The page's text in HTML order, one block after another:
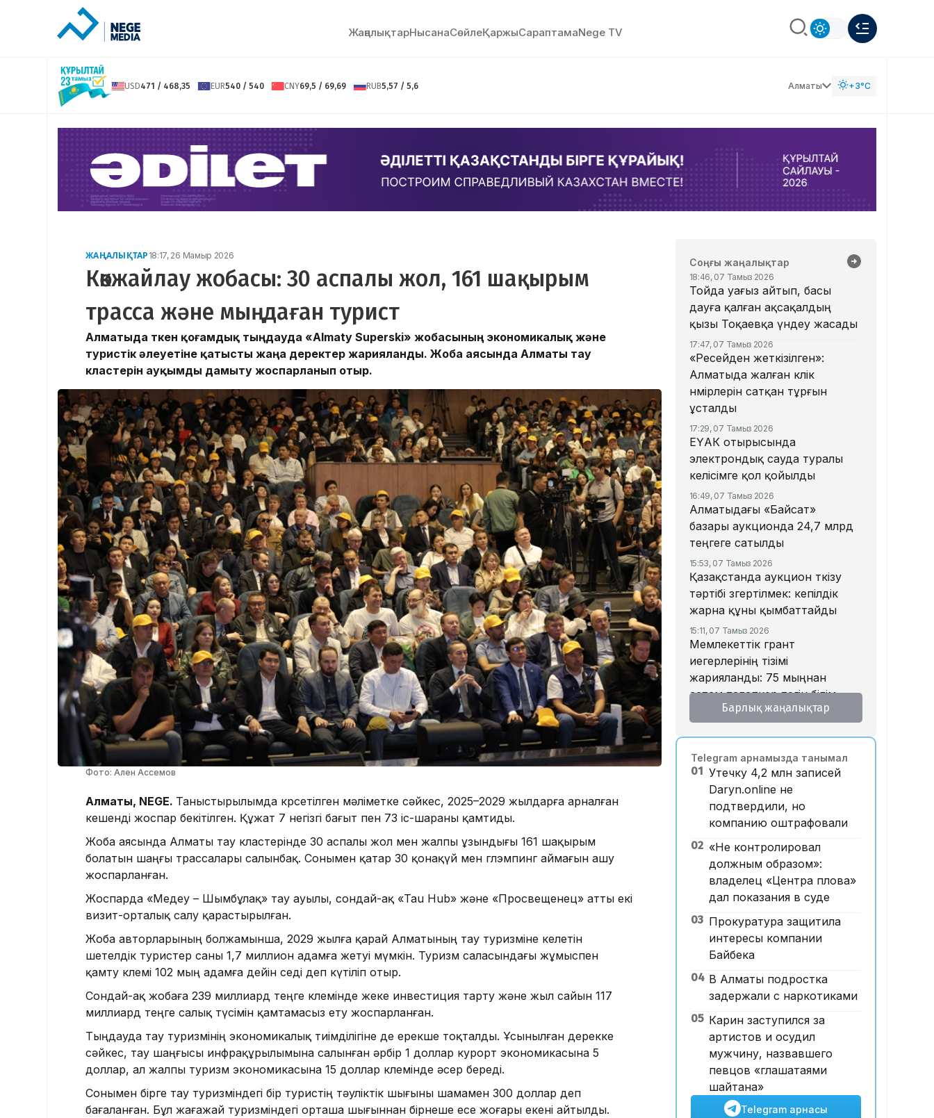
ЖаңалықтарНысанаСөйлeҚаржыСараптамаNege TV
USD471 / 468,35 EUR540 / 540 CNY69,5 / 69,69 RUB5,57 / 5,6 Алматы +3°C
ЖАҢАЛЫҚТАР 18:17, 26 Мамыр 2026
Көкжайлау жобасы: 30 аспалы жол, 161 шақырым
трасса және мыңдаған турист
Алматыда өткен қоғамдық тыңдауда «Almaty Superski» жобасының экономикалық және
туристік әлеуетіне қатысты жаңа деректер жарияланды. Жоба аясында Алматы тау
кластерін ауқымды дамыту жоспарланып отыр.
Фото: Ален Ассемов
Алматы, NEGE. Таныстырылымда көрсетілген мәліметке сәйкес, 2025–2029 жылдарға арналған
кешенді жоспар бекітілген. Құжат 7 негізгі бағыт пен 73 іс-шараны қамтиды.
Жоба аясында Алматы тау кластерінде 30 аспалы жол мен жалпы ұзындығы 161 шақырым
болатын шаңғы трассалары салынбақ. Сонымен қатар 30 қонақүй мен глэмпинг аймағын ашу
жоспарланған.
Жоспарда «Медеу – Шымбұлақ» тау ауылы, сондай-ақ «Tau Hub» және «Просвещенец» атты екі
визит-орталық салу қарастырылған.
Жоба авторларының болжамынша, 2029 жылға қарай Алматының тау туризміне келетін
шетелдік туристер саны 1,7 миллион адамға жетуі мүмкін. Туризм саласындағы жұмыспен
қамту көлемі 102 мың адамға дейін өседі деп күтіліп отыр.
Сондай-ақ жобаға 239 миллиард теңге көлемінде жеке инвестиция тарту және жыл сайын 117
миллиард теңге салық түсімін қамтамасыз ету жоспарланған.
Тыңдауда тау туризмінің экономикалық тиімділігіне де ерекше тоқталды. Ұсынылған дерекке
сәйкес, тау шаңғысы инфрақұрылымына салынған әрбір 1 доллар курорт экономикасына 5
доллар, ал жалпы туризм экономикасына 15 доллар көлемінде әсер береді.
Сонымен бірге тау туризміндегі бір туристің тәуліктік шығыны шамамен 300 доллар деп
бағаланған. Бұл жағажай туризміндегі орташа шығыннан бірнеше есе жоғары екені айтылды.
Соңғы жаңалықтар
18:46, 07 Тамыз 2026
Тойда уағыз айтып, басы
дауға қалған ақсақалдың
қызы Тоқаевқа үндеу жасады
17:47, 07 Тамыз 2026
«Ресейден жеткізілген»:
Алматыда жалған көлік
нөмірлерін сатқан тұрғын
ұсталды
17:29, 07 Тамыз 2026
ЕҮАК отырысында
электрондық сауда туралы
келісімге қол қойылды
16:49, 07 Тамыз 2026
Алматыдағы «Байсат»
базары аукционда 24,7 млрд
теңгеге сатылды
15:53, 07 Тамыз 2026
Қазақстанда аукцион өткізу
тәртібі өзгертілмек: кепілдік
жарна құны қымбаттайды
15:11, 07 Тамыз 2026
Мемлекеттік грант
иегерлерінің тізімі
жарияланды: 75 мыңнан
астам талапкер тегін білім
алады
қарқынының баяулауы
қолдап отыр – сарапшылар
13:30, 07 Тамыз 2026
Фельдшер Ұлдана
Мырзуанның қазасына
қатысты іс сотқа жолданды
12:59, 07 Тамыз 2026
Абай облысы аумағындағы
орманды өрттен қорғауға 3
млрд теңгеден астам қаржы
бөлінді
12:00, 07 Тамыз 2026
Грекия мен Арменияның
бұрынғы бас бапкері
басқаруы мүмкін
Барлық жаңалықтар
Telegram арнамызда танымал
01 Утечку 4,2 млн записей
Daryn.online не
подтвердили, но
компанию оштрафовали
02 «Не контролировал
должным образом»:
владелец «Центра плова»
дал показания в суде
03 Прокуратура защитила
интересы компании
Байбека
04 В Алматы подростка
задержали с наркотиками
05 Карин заступился за
артистов и осудил
мужчину, назвавшего
певцов «глашатаями
шайтана»
Telegram арнасы